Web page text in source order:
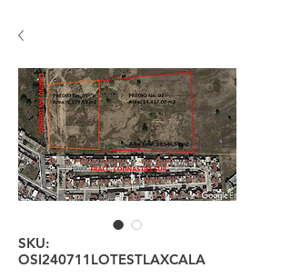
SKU:
OSI240711LOTESTLAXCALA